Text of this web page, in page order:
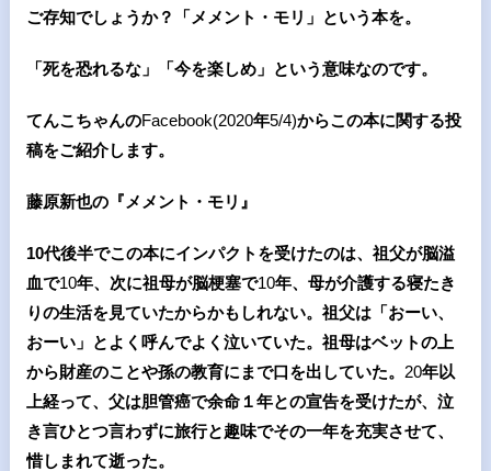
ご存知でしょうか？「メメント・モリ」という本を。
「死を恐れるな」「今を楽しめ」という意味なのです。
てんこちゃんのFacebook(2020年5/4)からこの本に関する投
稿をご紹介します。
藤原新也の『メメント・モリ』
10代後半でこの本にインパクトを受けたのは、祖父が脳溢
血で10年、次に祖母が脳梗塞で10年、母が介護する寝たき
りの生活を見ていたからかもしれない。祖父は「おーい、
おーい」とよく呼んでよく泣いていた。祖母はベットの上
から財産のことや孫の教育にまで口を出していた。 20年以
上経って、父は胆管癌で余命１年との宣告を受けたが、泣
き言ひとつ言わずに旅行と趣味でその一年を充実させて、
惜しまれて逝った。